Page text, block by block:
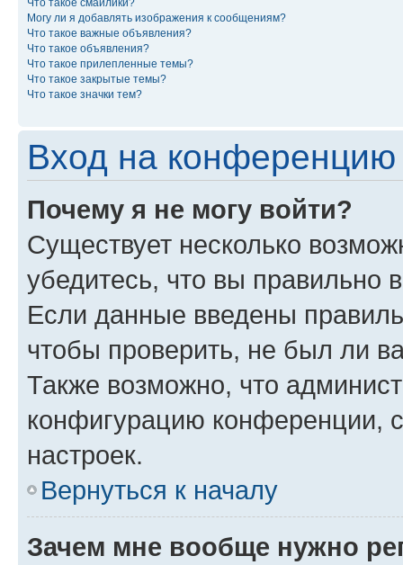
Могу ли я добавлять изображения к сообщениям?
Что такое важные объявления?
Что такое объявления?
Что такое прилепленные темы?
Что такое закрытые темы?
Что такое значки тем?
Вход на конференцию
Почему я не могу войти?
Существует несколько
убедитесь, что вы правильно
Если данные введены
чтобы проверить, не был ли
Также возможно, что
конфигурацию конференции,
настроек.
Вернуться к началу
Зачем мне вообще нужно